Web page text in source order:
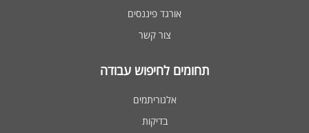
אורגד פיננסים
צור קשר
תחומים לחיפוש עבודה
אלגוריתמים
בדיקות